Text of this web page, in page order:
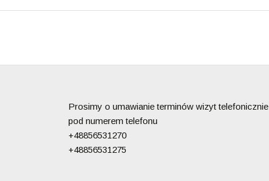
Prosimy o umawianie terminów wizyt telefonicznie
pod numerem telefonu
+48856531270
+48856531275